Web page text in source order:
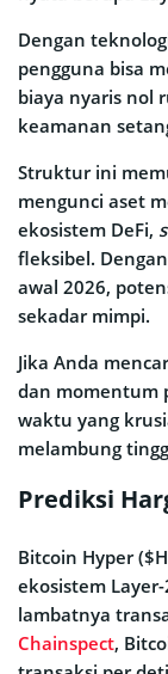
Dengan
pengguna bisa
biaya nyaris nol
keamanan
Struktur ini
mengunci aset
ekosistem DeFi,
fleksibel.
awal 2026,
sekadar mimpi.
Jika Anda
dan momentum
waktu yang
melambung
Prediksi
Bitcoin Hyper
ekosistem
lambatnya
Chainspect,